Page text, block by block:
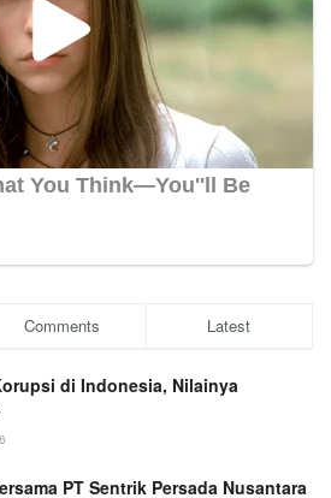
Comments Latest
di Indonesia, Nilainya
PT Sentrik Persada Nusantara